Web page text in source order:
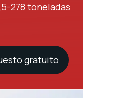
278 toneladas
gratuito